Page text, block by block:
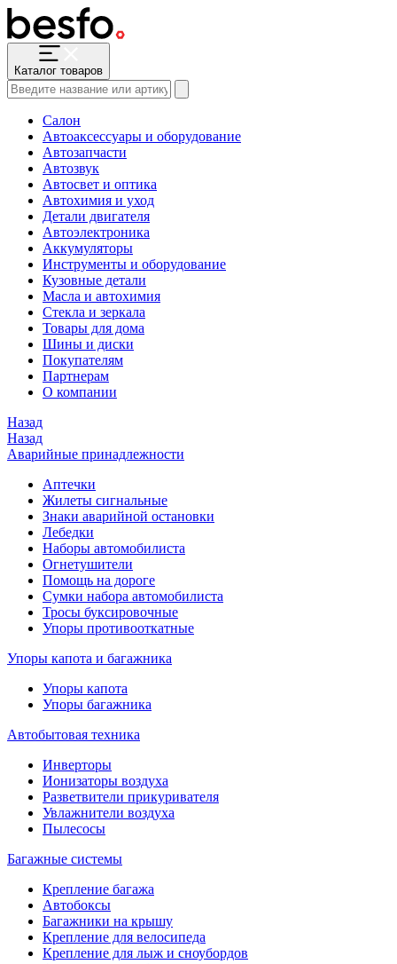
Каталог товаров
Салон
Автоаксессуары и оборудование
Автозапчасти
Автозвук
Автосвет и оптика
Автохимия и уход
Детали двигателя
Автоэлектроника
Аккумуляторы
Инструменты и оборудование
Кузовные детали
Масла и автохимия
Стекла и зеркала
Товары для дома
Шины и диски
Покупателям
Партнерам
О компании
Назад
Назад
Аварийные принадлежности
Аптечки
Жилеты сигнальные
Знаки аварийной остановки
Лебедки
Наборы автомобилиста
Огнетушители
Помощь на дороге
Сумки набора автомобилиста
Тросы буксировочные
Упоры противооткатные
Упоры капота и багажника
Упоры капота
Упоры багажника
Автобытовая техника
Инверторы
Ионизаторы воздуха
Разветвители прикуривателя
Увлажнители воздуха
Пылесосы
Багажные системы
Крепление багажа
Автобоксы
Багажники на крышу
Крепление для велосипеда
Крепление для лыж и сноубордов